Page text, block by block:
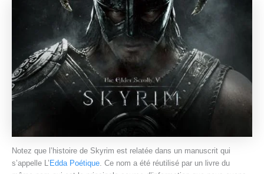
Notez que l’histoire de Skyrim est relatée dans un manuscrit qui
s’appelle L’ Edda Poétique. Ce nom a été réutilisé par un livre du